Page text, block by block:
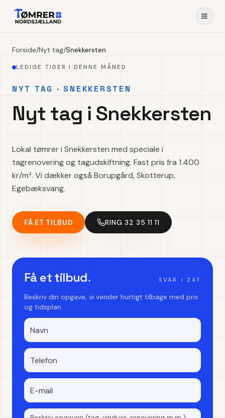
Forside/Nyt tag/Snekkersten
LEDIGE TIDER I DENNE MÅNED
NYT TAG · SNEKKERSTEN
Nyt tag i Snekkersten
Lokal tømrer i Snekkersten med speciale i
tagrenovering og tagudskiftning. Fast pris fra 1.400
kr/m². Vi dækker også Borupgård, Skotterup,
Egebæksvang.
FÅ ET TILBUD RING 32 35 11 11
Få et tilbud. SVAR < 24T
Beskriv din opgave, vi vender hurtigt tilbage med pris
og tidsplan.